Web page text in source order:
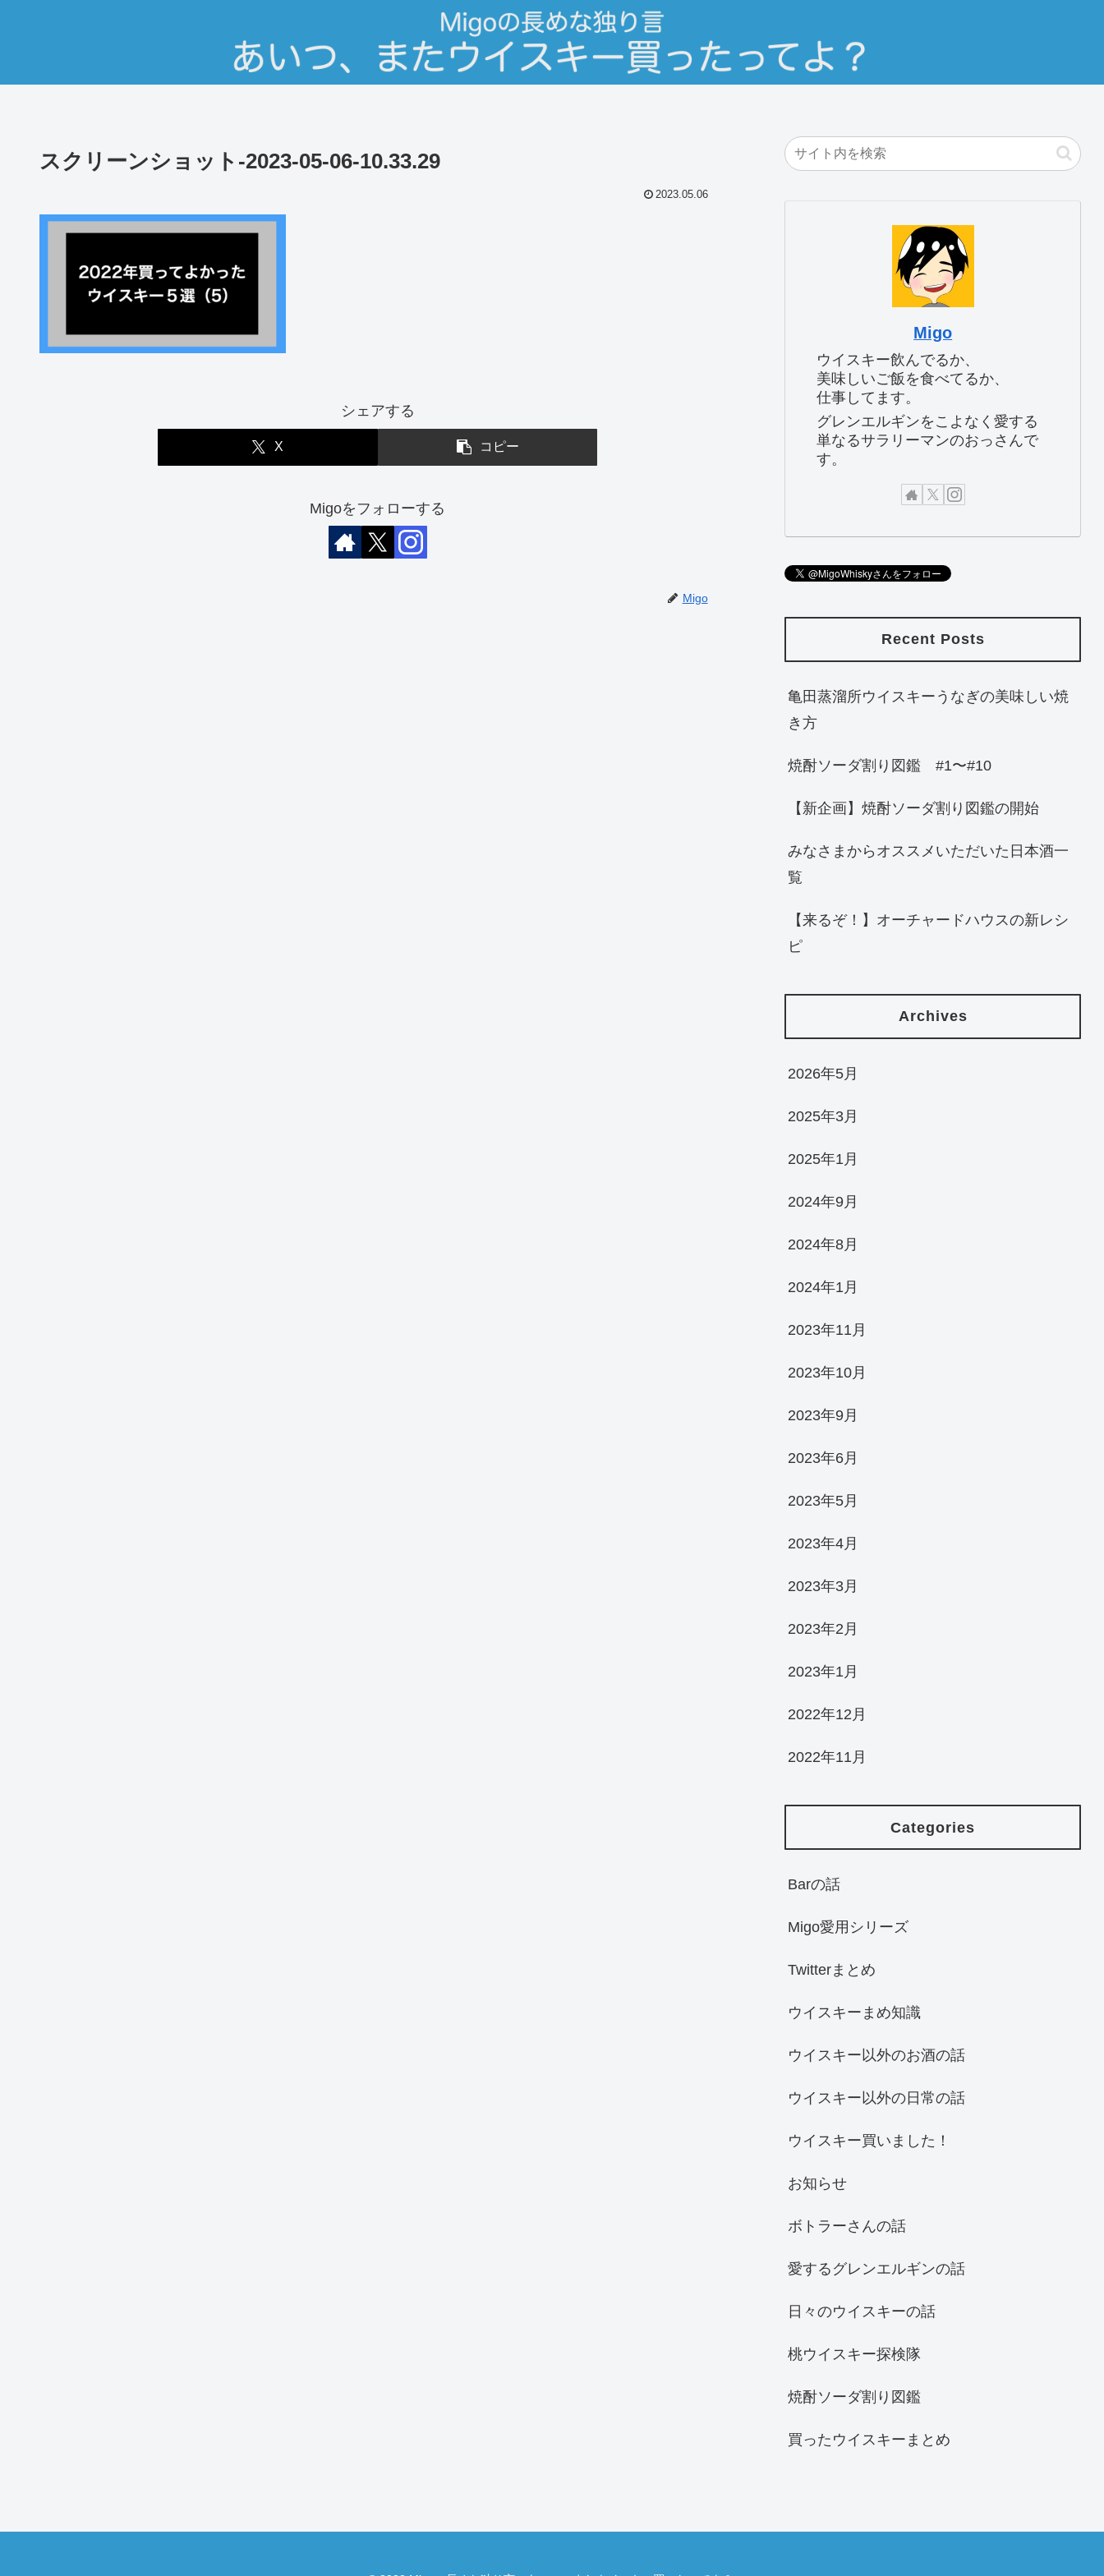
スクリーンショット-2023-05-06-10.33.29
2023.05.06
シェアする
X コピー
Migoをフォローする
Migo
Migo
ウイスキー飲んでるか、
美味しいご飯を食べてるか、
仕事してます。
グレンエルギンをこよなく愛する
単なるサラリーマンのおっさんで
す。
Recent Posts
亀田蒸溜所ウイスキーうなぎの美味しい焼
き方
焼酎ソーダ割り図鑑 #1〜#10
【新企画】焼酎ソーダ割り図鑑の開始
みなさまからオススメいただいた日本酒一
覧
【来るぞ！】オーチャードハウスの新レシ
ピ
Archives
2026年5月
2025年3月
2025年1月
2024年9月
2024年8月
2024年1月
2023年11月
2023年10月
2023年9月
2023年6月
2023年5月
2023年4月
2023年3月
2023年2月
2023年1月
2022年12月
2022年11月
Categories
Barの話
Migo愛用シリーズ
Twitterまとめ
ウイスキーまめ知識
ウイスキー以外のお酒の話
ウイスキー以外の日常の話
ウイスキー買いました！
お知らせ
ボトラーさんの話
愛するグレンエルギンの話
日々のウイスキーの話
桃ウイスキー探検隊
焼酎ソーダ割り図鑑
買ったウイスキーまとめ